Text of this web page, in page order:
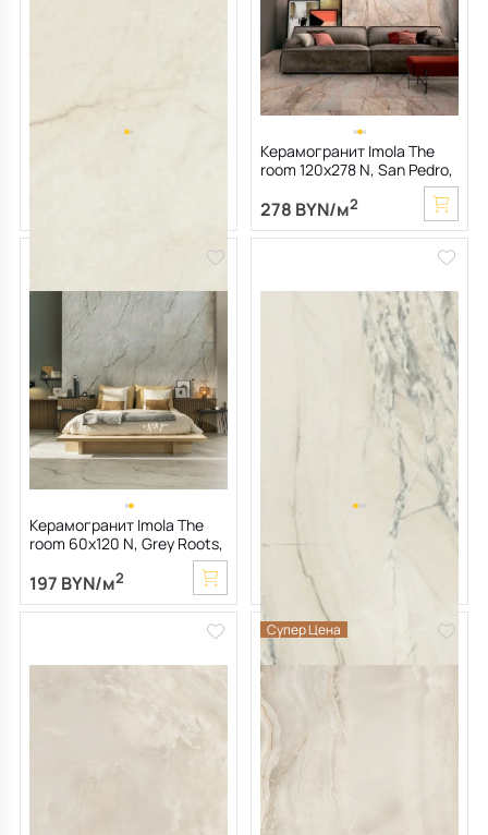
Керамогранит Imola The
room 120х278 N, San Pedro,
278 BYN/м2
Керамогранит Imola The
room 60х120 N, Grey Roots,
197 BYN/м2
Керамогранит Imola The
Rock 60х120 N, Macaubas,
6,5 мм
195 BYN/м
Супер Цена